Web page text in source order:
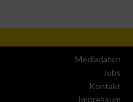
Mediadaten
Jobs
Kontakt
Impressum
Informationen